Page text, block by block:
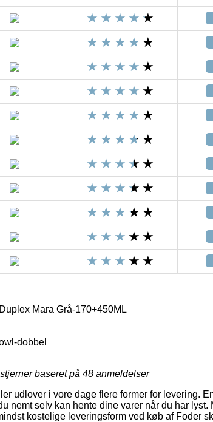
Mara Grå-170+450ML
dobbel
baseret på 48 anmeldelser
udlover i vore dage flere former for levering.
nemt selv kan hente dine varer når du har lyst.
kostelige leveringsform ved køb af Foder